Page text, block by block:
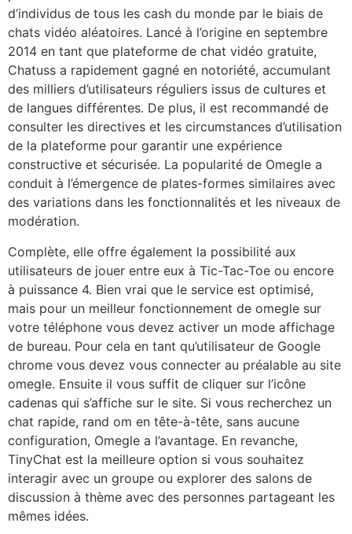
d’individus de tous les cash du monde par le biais de
chats vidéo aléatoires. Lancé à l’origine en septembre
2014 en tant que plateforme de chat vidéo gratuite,
Chatuss a rapidement gagné en notoriété, accumulant
des milliers d’utilisateurs réguliers issus de cultures et
de langues différentes. De plus, il est recommandé de
consulter les directives et les circumstances d’utilisation
de la plateforme pour garantir une expérience
constructive et sécurisée. La popularité de Omegle a
conduit à l’émergence de plates-formes similaires avec
des variations dans les fonctionnalités et les niveaux de
modération.
Complète, elle offre également la possibilité aux
utilisateurs de jouer entre eux à Tic-Tac-Toe ou encore
à puissance 4. Bien vrai que le service est optimisé,
mais pour un meilleur fonctionnement de omegle sur
votre téléphone vous devez activer un mode affichage
de bureau. Pour cela en tant qu’utilisateur de Google
chrome vous devez vous connecter au préalable au site
omegle. Ensuite il vous suffit de cliquer sur l’icône
cadenas qui s’affiche sur le site. Si vous recherchez un
chat rapide, rand om en tête-à-tête, sans aucune
configuration, Omegle a l’avantage. En revanche,
TinyChat est la meilleure option si vous souhaitez
interagir avec un groupe ou explorer des salons de
discussion à thème avec des personnes partageant les
mêmes idées.